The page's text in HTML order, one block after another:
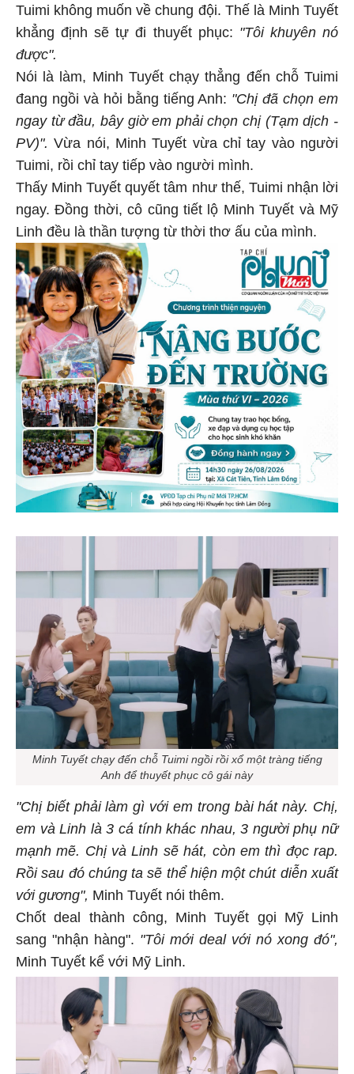
Tuimi không muốn về chung đội. Thế là Minh Tuyết
khẳng định sẽ tự đi thuyết phục: "Tôi khuyên nó
được".
Nói là làm, Minh Tuyết chạy thẳng đến chỗ Tuimi
đang ngồi và hỏi bằng tiếng Anh: "Chị đã chọn em
ngay từ đầu, bây giờ em phải chọn chị (Tạm dịch -
PV)". Vừa nói, Minh Tuyết vừa chỉ tay vào người
Tuimi, rồi chỉ tay tiếp vào người mình.
Thấy Minh Tuyết quyết tâm như thế, Tuimi nhận lời
ngay. Đồng thời, cô cũng tiết lộ Minh Tuyết và Mỹ
Linh đều là thần tượng từ thời thơ ấu của mình.
Minh Tuyết chạy đến chỗ Tuimi ngồi rồi xổ một tràng tiếng
Anh để thuyết phục cô gái này
"Chị biết phải làm gì với em trong bài hát này. Chị,
em và Linh là 3 cá tính khác nhau, 3 người phụ nữ
mạnh mẽ. Chị và Linh sẽ hát, còn em thì đọc rap.
Rồi sau đó chúng ta sẽ thể hiện một chút diễn xuất
với gương", Minh Tuyết nói thêm.
Chốt deal thành công, Minh Tuyết gọi Mỹ Linh
sang "nhận hàng". "Tôi mới deal với nó xong đó",
Minh Tuyết kể với Mỹ Linh.